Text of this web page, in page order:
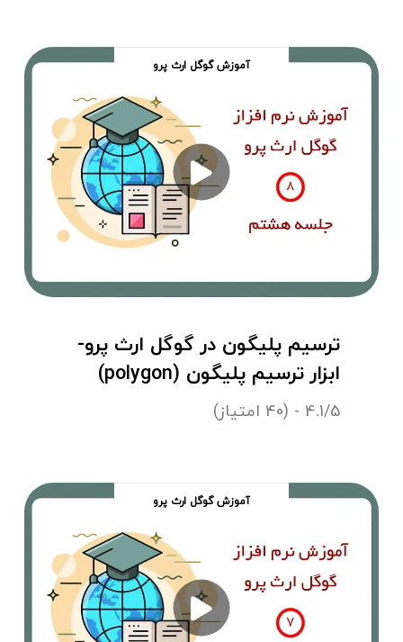
آموزش گوگل ارث پرو
ترسیم پلیگون در گوگل ارث پرو-
ابزار ترسیم پلیگون (polygon)
4.1/5 - (40 امتیاز)
آموزش گوگل ارث پرو